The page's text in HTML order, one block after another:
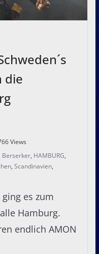
die
Views
Berserker, HAMBURG,
, Scandinavien,
es zum
Hamburg.
endlich AMON